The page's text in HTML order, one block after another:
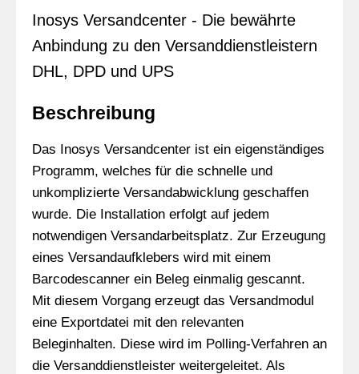
Inosys Versandcenter - Die bewährte
Anbindung zu den Versanddienstleistern
DHL, DPD und UPS
Beschreibung
Das Inosys Versandcenter ist ein eigenständiges
Programm, welches für die schnelle und
unkomplizierte Versandabwicklung geschaffen
wurde. Die Installation erfolgt auf jedem
notwendigen Versandarbeitsplatz. Zur Erzeugung
eines Versandaufklebers wird mit einem
Barcodescanner ein Beleg einmalig gescannt.
Mit diesem Vorgang erzeugt das Versandmodul
eine Exportdatei mit den relevanten
Beleginhalten. Diese wird im Polling-Verfahren an
die Versanddienstleister weitergeleitet. Als